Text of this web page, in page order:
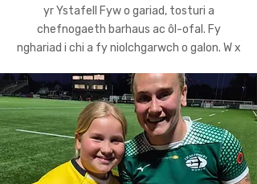
yr Ystafell Fyw o gariad, tosturi a
chefnogaeth barhaus ac ôl-ofal. Fy
nghariad i chi a fy niolchgarwch o galon. W x